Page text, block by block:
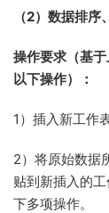
（2）数据排
操作要求（基
以下操作）：
1）插入新工作
2）将原始数据
贴到新插入的
下多项操作。